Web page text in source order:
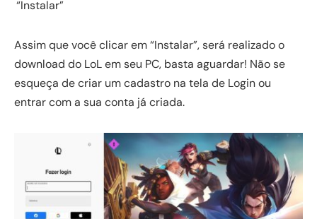
“Instalar”
Assim que você clicar em “Instalar”, será realizado o
download do LoL em seu PC, basta aguardar! Não se
esqueça de criar um cadastro na tela de Login ou
entrar com a sua conta já criada.